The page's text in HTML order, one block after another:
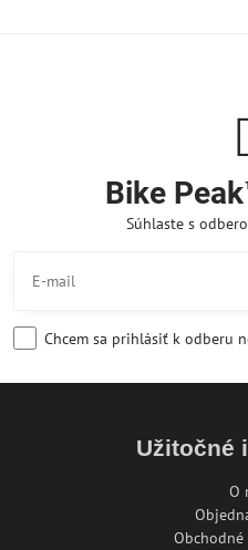
Bike
Súhlaste s
Chcem sa prihlásiť k odberu
Užitočné
O